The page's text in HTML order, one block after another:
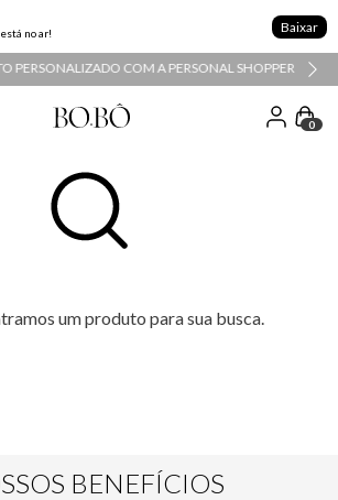
no ar! Baixar
COM A PERSONAL SHOPPER
0
um produto para sua busca.
BENEFÍCIOS